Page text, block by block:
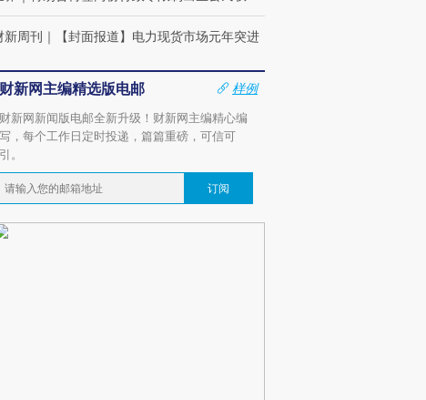
新周刊 ｜ 【封面报道】电力现货市场元年突进
财新网主编精选版电邮
样例
财新网新闻版电邮全新升级！财新网主编精心编
写，每个工作日定时投递，篇篇重磅，可信可
引。
订阅